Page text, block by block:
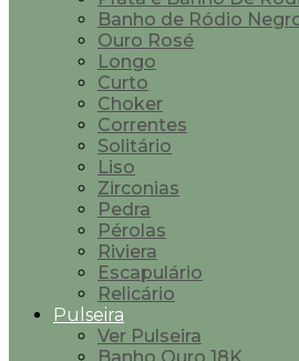
Banho de Ródio
Ouro Rosé
Longo
Curto
Choker
Correntes
Solitário
Liso
Zirconias
Pedra
Pérolas
Riviera
Escapulário
Relicário
Pulseira
Ver Pulseira